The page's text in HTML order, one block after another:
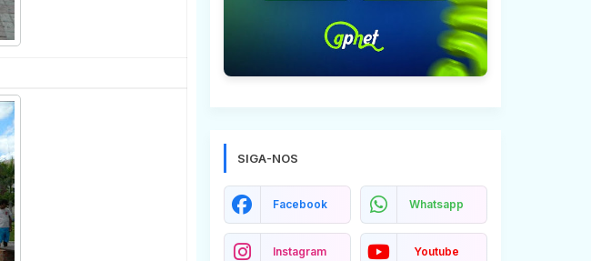
SIGA-NOS
Facebook Whatsapp
Instagram Youtube